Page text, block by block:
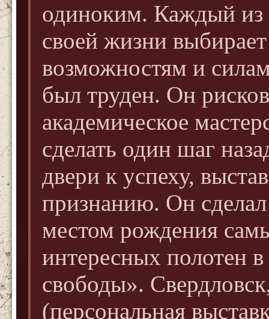
одиноким. Каждый из
своей жизни
возможностям и
был труден. Он
академическое
сделать один шаг
двери к успеху,
признанию. Он
местом рождения
интересных полотен
свободы».
(персональная